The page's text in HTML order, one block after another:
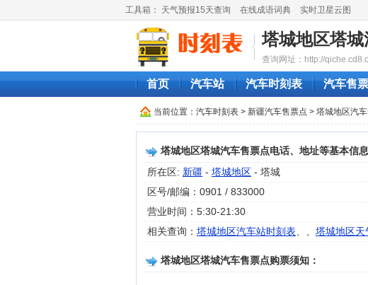
工具箱： 天气预报15天查询 在线成语词典 实时卫星云图
塔城地区塔
查询网址：http://
首页 汽车站 汽车时刻表 汽车售
当前位置： 汽车时刻表 > 新疆汽车售票点 > 塔城地区汽
塔城地区塔城汽车售票点电话、地址等基本信息
所在区: 新疆 - 塔城地区 - 塔城
区号/邮编：0901 / 833000
营业时间：5:30-21:30
相关查询： 塔城地区汽车站时刻表 塔城地区天
塔城地区塔城汽车售票点购票须知：